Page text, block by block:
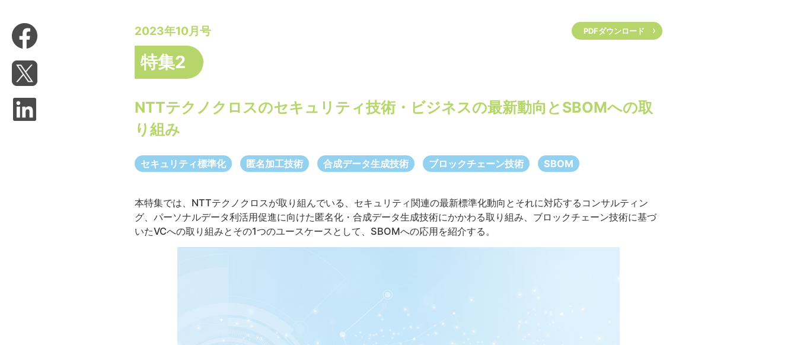
PDFダウンロード
2023年10月号
特集2
NTTテクノクロスのセキュリティ技術・ビジネスの最新動向とSBOMへの取
り組み
セキュリティ標準化 匿名加工技術 合成データ生成技術 ブロックチェーン技術 SBOM
本特集では、NTTテクノクロスが取り組んでいる、セキュリティ関連の最新標準化動向とそれに対応するコンサルティン
グ、パーソナルデータ利活用促進に向けた匿名化・合成データ生成技術にかかわる取り組み、ブロックチェーン技術に基づ
いたVCへの取り組みとその1つのユースケースとして、SBOMへの応用を紹介する。